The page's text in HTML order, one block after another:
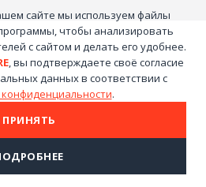
сайте мы используем файлы
чтобы анализировать
с сайтом и делать его удобнее.
, вы подтверждаете своё согласие
данных в соответствии с
.
ПРИНЯТЬ